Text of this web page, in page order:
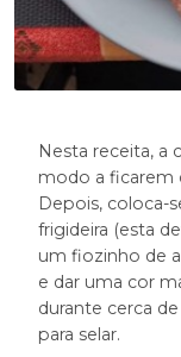
Nesta receita, a
modo a ficarem
Depois, coloca-
frigideira (esta
um fiozinho de
e dar uma cor
durante cerca
para selar.